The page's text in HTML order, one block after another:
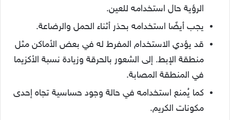
الرؤية حال استخدامه للعين.
يجب أيضًا استخدامه بحذر أثناء الحمل والرضاعة.
قد يؤدي الاستخدام المفرط له في بعض الأماكن مثل
منطقة الإبط. إلى الشعور بالحرقة وزيادة نسبة الأكزيما
في المنطقة المصابة.
كما يُمنع استخدامه في حالة وجود حساسية تجاه إحدى
مكونات الكريم.